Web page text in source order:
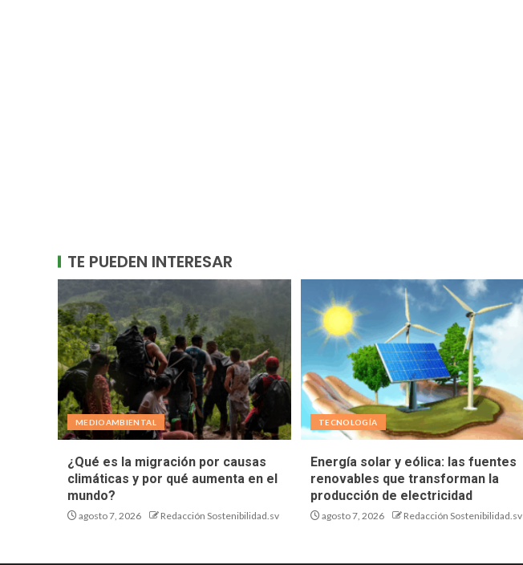
TE PUEDEN INTERESAR
MEDIOAMBIENTAL
¿Qué es la migración por causas
climáticas y por qué aumenta en el
mundo?
agosto 7, 2026 Redacción Sostenibilidad.sv
TECNOLOGÍA
Energía solar y eólica: las fuentes
renovables que transforman la
producción de electricidad
agosto 7, 2026 Redacción Sostenibilidad.sv